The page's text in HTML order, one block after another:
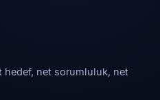
hedef, net sorumluluk, net